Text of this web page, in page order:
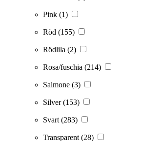
Pink (1)
Röd (155)
Rödlila (2)
Rosa/fuschia (214)
Salmone (3)
Silver(153)
Svart (283)
Transparent (28)